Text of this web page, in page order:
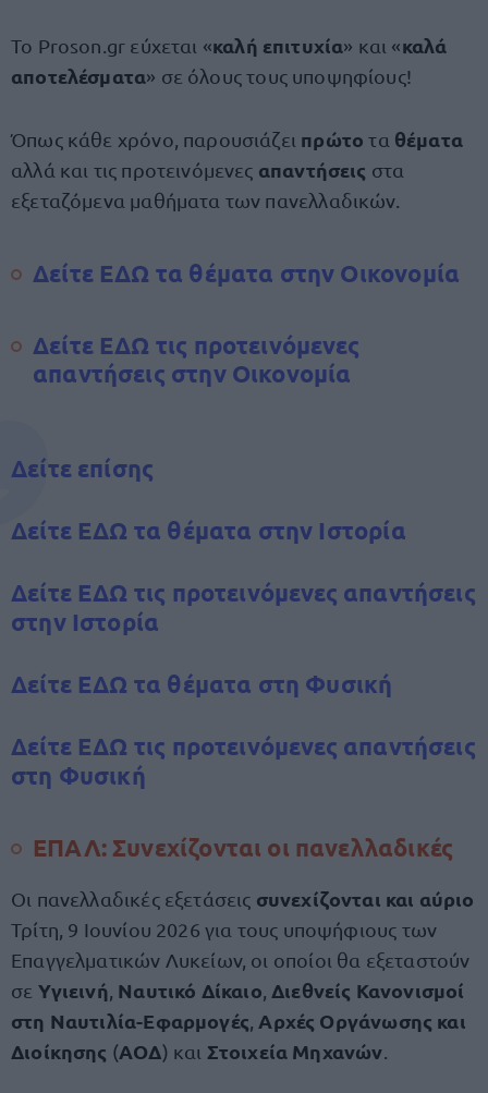
Το Proson.gr εύχεται «καλή επιτυχία» και «καλά
αποτελέσματα» σε όλους τους υποψηφίους!
Όπως κάθε χρόνο, παρουσιάζει πρώτοτα θέματα
αλλά και τις προτεινόμενες απαντήσεις στα
εξεταζόμενα μαθήματα των πανελλαδικών.
Δείτε ΕΔΩ τα θέματα στην Οικονομία
Δείτε ΕΔΩ τις προτεινόμενες
απαντήσεις στην Οικονομία
Δείτε επίσης
Δείτε ΕΔΩ τα θέματα στην Ιστορία
Δείτε ΕΔΩ τις προτεινόμενες απαντήσεις
στην Ιστορία
Δείτε ΕΔΩ τα θέματα στη Φυσική
Δείτε ΕΔΩ τις προτεινόμενες απαντήσεις
στη Φυσική
ΕΠΑΛ: Συνεχίζονται οι πανελλαδικές
Οι πανελλαδικές εξετάσεις συνεχίζονται και αύριο
Τρίτη, 9 Ιουνίου 2026 για τους υποψήφιους των
Επαγγελματικών Λυκείων, οι οποίοι θα εξεταστούν
σε Υγιεινή Ναυτικό Δίκαιο Διεθνείς Κανονισμοί
στη Ναυτιλία-Εφαρμογές Αρχές Οργάνωσης και
Διοίκησης (ΑΟΔ) και Στοιχεία Μηχανών